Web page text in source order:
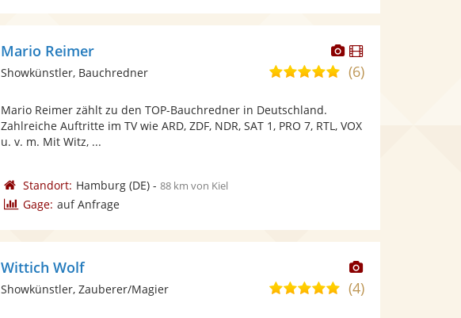
Dieser
Künstler
stellt
bereit.
Dieser
Künstler
Mario Reimer
5,0
Sternen
(6)
Showkünstler, Bauchredner
Mario Reimer zählt zu den TOP-Bauchredner in Deutschland.
Zahlreiche Auftritte im TV wie ARD, ZDF, NDR, SAT 1, PRO 7, RTL, VOX
u. v. m. Mit Witz, ...
Standort: Hamburg(DE)- 88 km von Kiel
Gage: auf Anfrage
Dieser
Künstler
Wittich Wolf
5,0(4)
Showkünstler, Zauberer/Magier